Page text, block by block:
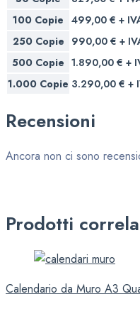
100 Copie 499,00 € +
250 Copie 990,00 € +
500 Copie 1.890,00 € +
1.000 Copie 3.290,00 € +
Recensioni
Ancora non ci sono
Prodotti
Calendario da Muro A3